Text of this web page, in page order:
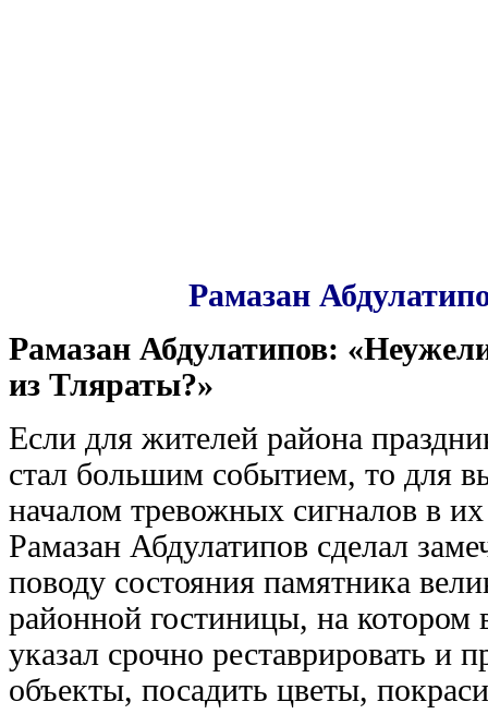
Рамазан
Рамазан Абдулатипов:
из Тляраты?»
Если для жителей района
стал большим событием, то для
началом тревожных сигналов в
Рамазан Абдулатипов сделал
поводу состояния памятника
районной гостиницы, на котором
указал срочно реставрировать и
объекты, посадить цветы,